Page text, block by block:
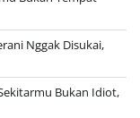
Nggak Disukai,
Bukan Idiot,